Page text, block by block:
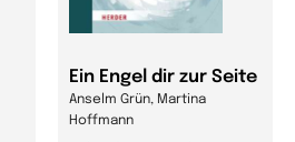
Ein Engel dir zur Seite
Anselm Grün, Martina
Hoffmann